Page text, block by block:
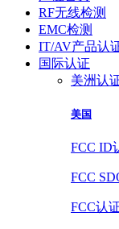
RF无线检测
EMC检测
IT/AV产品认
国际认证
美洲认
美国
FCC ID
FCC
FCC认